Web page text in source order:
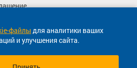
файлы для аналитики ваших
и улучшения сайта.
сообщения